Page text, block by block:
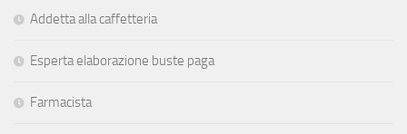
Addetta alla caffetteria
Esperta elaborazione buste paga
Farmacista